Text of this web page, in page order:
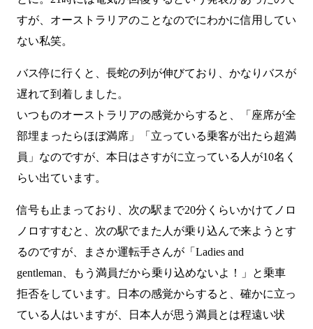
すが、オーストラリアのことなのでにわかに信用してい
ない私笑。
バス停に行くと、長蛇の列が伸びており、かなりバスが
遅れて到着しました。
いつものオーストラリアの感覚からすると、「座席が全
部埋まったらほぼ満席」「立っている乗客が出たら超満
員」なのですが、本日はさすがに立っている人が10名く
らい出ています。
信号も止まっており、次の駅まで20分くらいかけてノロ
ノロすすむと、次の駅でまた人が乗り込んで来ようとす
るのですが、まさか運転手さんが「Ladies and
gentleman、もう満員だから乗り込めないよ！」と乗車
拒否をしています。日本の感覚からすると、確かに立っ
ている人はいますが、日本人が思う満員とは程遠い状